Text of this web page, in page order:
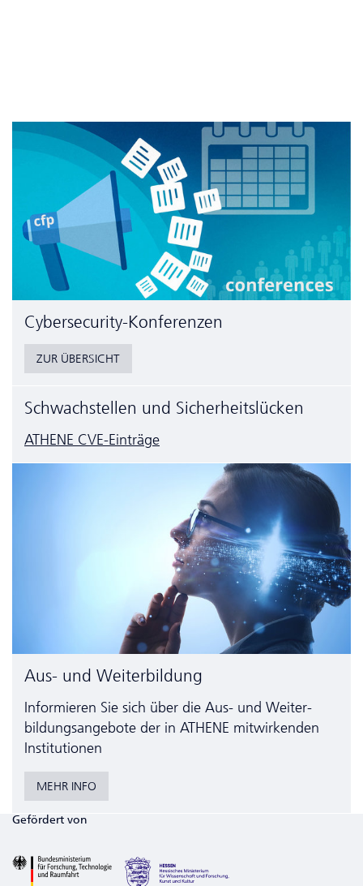
Cyber­security-Konferenzen
ZUR ÜBERSICHT
Schwachstellen und Sicherheitslücken
ATHENE CVE-Einträge
Aus- und Weiterbildung
Informieren Sie sich über die Aus- und Weiter­
bildungs­angebote der in ATHENE mitwirkenden
Institutionen
MEHR INFO
Gefördert von